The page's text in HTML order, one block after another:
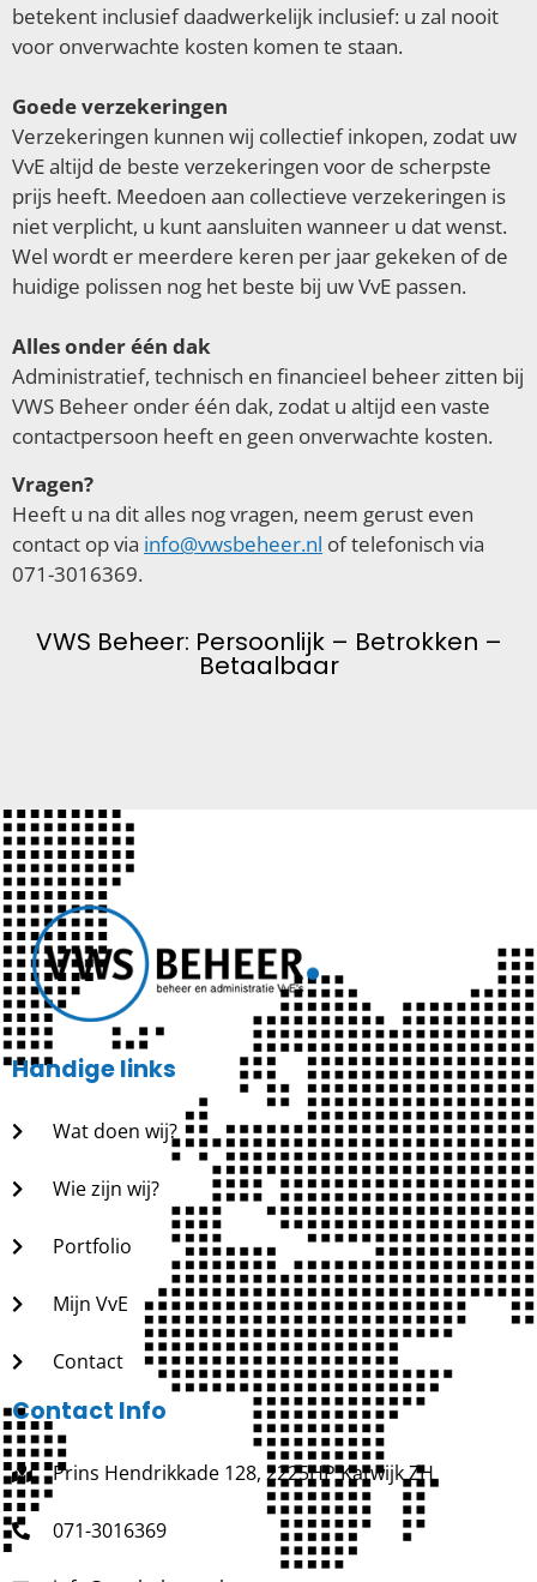
betekent inclusief daadwerkelijk inclusief: u zal nooit
voor onverwachte kosten komen te staan.
Goede verzekeringen
Verzekeringen kunnen wij collectief inkopen, zodat uw
VvE altijd de beste verzekeringen voor de scherpste
prijs heeft. Meedoen aan collectieve verzekeringen is
niet verplicht, u kunt aansluiten wanneer u dat wenst.
Wel wordt er meerdere keren per jaar gekeken of de
huidige polissen nog het beste bij uw VvE passen.
Alles onder één dak
Administratief, technisch en financieel beheer zitten bij
VWS Beheer onder één dak, zodat u altijd een vaste
contactpersoon heeft en geen onverwachte kosten.
Vragen?
Heeft u na dit alles nog vragen, neem gerust even
contact op via info@vwsbeheer.nl of telefonisch via
071-3016369.
VWS Beheer: Persoonlijk – Betrokken –
Betaalbaar
Handige links
Wat doen wij?
Wie zijn wij?
Portfolio
Mijn VvE
Contact
Contact Info
Prins Hendrikkade 128, 2225HP Katwijk ZH
071-3016369